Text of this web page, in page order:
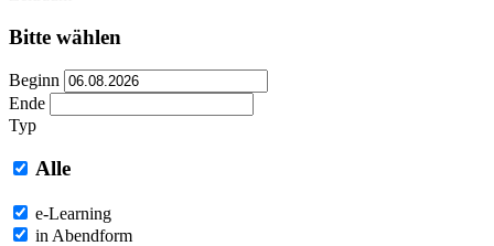
Bitte wählen
Beginn
Ende
Typ
Alle
e-Learning
in Abendform